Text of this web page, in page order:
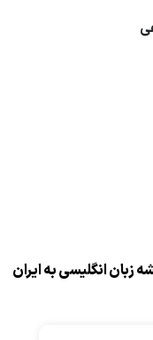
انگلیسی به ایران